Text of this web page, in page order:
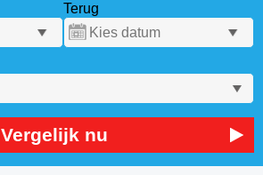
Terug
Vergelijk nu